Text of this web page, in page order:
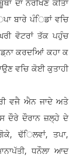
ਦਾ ਨਰੀਖਣ ਕੀਤਾ
ਬਾਰੇ ਪੰਿਡਾਂ ਵਚਿ
ਵੋਟਰਾਂ ਤੱਕ ਪਹੁੰਚ
ਕਰਦਆਿਂ ਕਹਾ ਕ
ਵਚਿ ਕੋਈ ਕੁਤਾਹੀ
ਵਜੈ ਐਨ ਜਾਦੇ ਅਤੇ
ਦੌਰੇ ਦੌਰਾਨ ਜ਼ਲ੍ਹੇ ਦੇ
ਢੱਿਲਵਾਂ, ਤਪਾ,
ਧਨੌਲਾ ਆਦ